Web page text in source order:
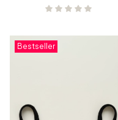
Bestseller